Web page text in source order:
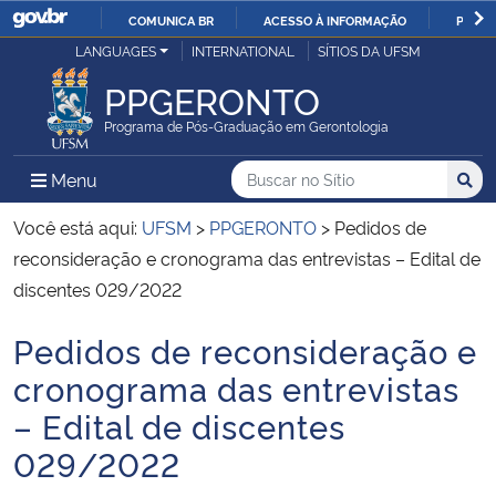
IR
O
COMUNICA BR ACESSO À INFORMAÇÃO
Ministério da Justiça e Segurança Pública
Ministério da Defesa
Ministério das Relações Exteriores
Ministério da Economia
Ministério da Infraestrutura
Ministério da Agricultura, Pecuária e Abastecimento
Ministério da Educação
LANGUAGES INTERNATIONAL SÍTIOS DA UFSM
PPGERONTO
Programa de Pós-Graduação em Gerontologia
Menu Menu Principal do Sítio
Busca
Buscar no no Sítio
Busca:
Você está aqui: UFSM > PPGERONTO > Pedidos de
reconsideração e cronograma das entrevistas – Edital de
discentes 029/2022
Início do conteúdo
Pedidos de reconsideração e
cronograma das entrevistas
– Edital de discentes
029/2022